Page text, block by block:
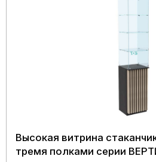
Высокая витрина
тремя полками серии